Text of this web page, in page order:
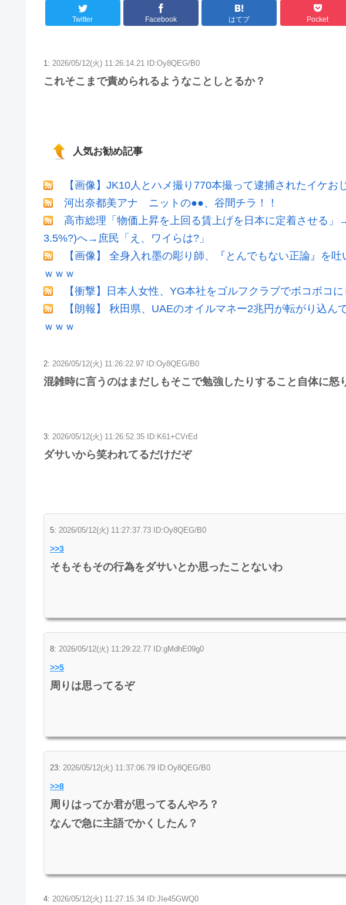
Twitter Facebook はてブ Pocket
1: 2026/05/12(火) 11:26:14.21 ID:Oy8QEG/B0
これそこまで責められるようなことしとるか？
人気お勧め記事
【画像】JK10人とハメ撮り770本撮って逮捕されたイケお
河出奈都美アナ ニットの●●、谷間チラ！！
高市総理「物価上昇を上回る賃上げを日本に定着させる
3.5%?)へ→庶民「え、ワイらは?」
【画像】 全身入れ墨の彫り師、『とんでもない正論』を
ｗｗｗ
【衝撃】日本人女性、YG本社をゴルフクラブでボコボコ
【朗報】 秋田県、UAEのオイルマネー2兆円が転がり込ん
ｗｗｗ
2: 2026/05/12(火) 11:26:22.97 ID:Oy8QEG/B0
混雑時に言うのはまだしもそこで勉強したりすること自体に怒
3: 2026/05/12(火) 11:26:52.35 ID:K61+CVrEd
ダサいから笑われてるだけだぞ
5: 2026/05/12(火) 11:27:37.73 ID:Oy8QEG/B0
>>3
そもそもその行為をダサいとか思ったことないわ
8: 2026/05/12(火) 11:29:22.77 ID:gMdhE09g0
>>5
周りは思ってるぞ
23: 2026/05/12(火) 11:37:06.79 ID:Oy8QEG/B0
>>8
周りはってか君が思ってるんやろ？
なんで急に主語でかくしたん？
4: 2026/05/12(火) 11:27:15.34 ID:JIe45GWQ0